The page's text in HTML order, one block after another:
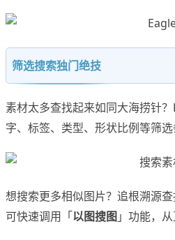
筛选搜索独门绝技
素材太多查找起来如同大海捞针
字、标签、类型、形状比例等筛选
想搜索更多相似图片？追根溯源
可快速调用「以图搜图 」功能，